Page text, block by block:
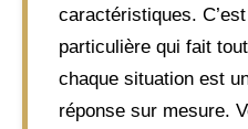
caractéristiques.
particulière qui fait
chaque situation est
réponse sur mesure.